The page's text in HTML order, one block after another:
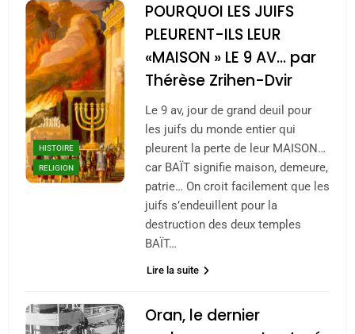
HISTOIRE
RELIGION
POURQUOI LES JUIFS
PLEURENT-ILS LEUR
«MAISON » LE 9 AV… par
Thérèse Zrihen-Dvir
Le 9 av, jour de grand deuil pour
les juifs du monde entier qui
pleurent la perte de leur MAISON…
car BAÏT signifie maison, demeure,
patrie… On croit facilement que les
juifs s’endeuillent pour la
destruction des deux temples
BAÏT…
Lire la suite
Oran, le dernier